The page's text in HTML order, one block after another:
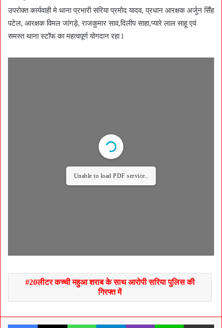
उपरोक्त कार्यवाही मे थाना प्रभारी सरिया प्रमोद यादव, प्रधान आरक्षक अर्जुन सिँह
पटेल, आरक्षक विमल जांगड़े, राजकुमार साव,दिलीप साहा,प्यारे लाल साहू एवं
समस्त थाना स्टॉफ का महत्वपूर्ण योगदान रहा l
Unable to load PDF service..
20लीटर कच्ची महुआ शराब के साथ आरोपी सरिया पुलिस की
गिरफ्त में
Facebook X WhatsApp Telegram Viber Line Share